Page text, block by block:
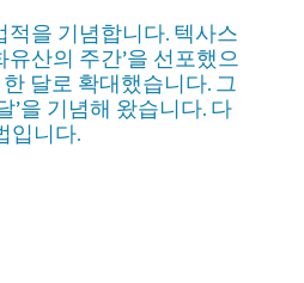
을 기념합니다. 텍사스
산의 주간’을 선포했으
달로 확대했습니다. 그
’을 기념해 왔습니다. 다
입니다.